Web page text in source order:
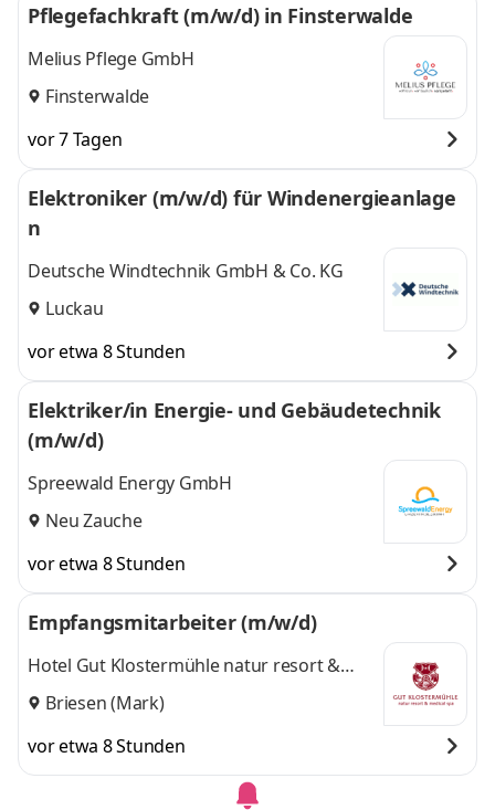
Pflegefachkraft (m/w/d) in Finsterwalde
Melius Pflege GmbH
Finsterwalde
vor 7 Tagen
Elektroniker (m/w/d) für Windenergieanlage
n
Deutsche Windtechnik GmbH & Co. KG
Luckau
vor etwa 8 Stunden
Elektriker/in Energie- und Gebäudetechnik
(m/w/d)
Spreewald Energy GmbH
Neu Zauche
vor etwa 8 Stunden
Empfangsmitarbeiter (m/w/d)
Hotel Gut Klostermühle natur resort &
medical spa
Briesen (Mark)
vor etwa 8 Stunden